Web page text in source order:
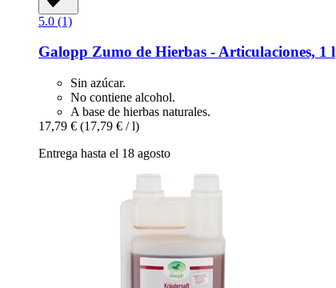
5.0 (1)
Galopp Zumo de Hierbas -​ Articulaciones, 1 l
Sin azúcar.
No contiene alcohol.
A base de hierbas naturales.
17,79 € (17,79 € / l)
Entrega hasta el 18 agosto